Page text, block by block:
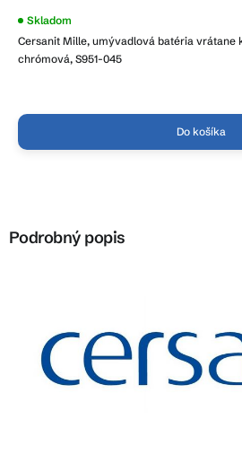
Cersanit Mille, umývadlová batéria vrátane
chrómová, S951-045
Skladom
Do košíka
Podrobný popis